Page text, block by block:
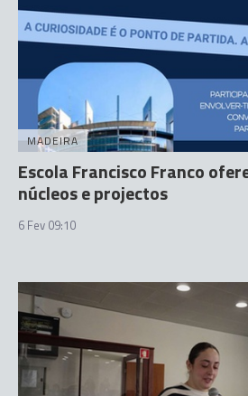
MADEIRA
Escola Francisco Franco
núcleos e projectos
6 Fev 09:10